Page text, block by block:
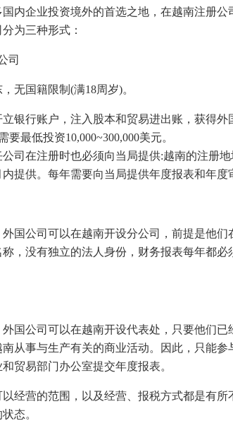
国内企业投资境外的首选之地，在越南注册
为三种形式：
司
无国籍限制(满18周岁)。
银行账户，注入股本和贸易进出账，获得
要最低投资10,000~300,000美元。
司在注册时也必须向当局提供:越南的注册
提供。每年需要向当局提供年度报表和年度
国公司可以在越南开设分公司，前提是他
，没有独立的法人身份，财务报表每年都
国公司可以在越南开设代表处，只要他们
从事与生产有关的商业活动。因此，只能
贸易部门办公室提交年度报表。
经营的范围，以及经营、报税方式都是有
态。